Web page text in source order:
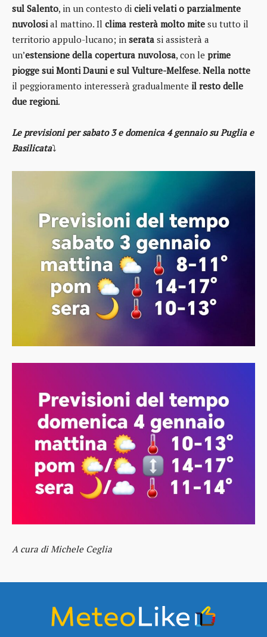
sul Salento, in un contesto di cieli velati o parzialmente
nuvolosial mattino. Il clima resterà molto mite su tutto il
territorio appulo-lucano; in serata si assisterà a
un’estensione della copertura nuvolosa, con le prime
piogge sui Monti Dauni e sul Vulture-Melfese. Nella notte
il peggioramento interesserà gradualmente il resto delle
due regioni.
Le previsioni per sabato 3 e domenica 4 gennaio su Puglia e
Basilicata⤵️
A cura di Michele Ceglia